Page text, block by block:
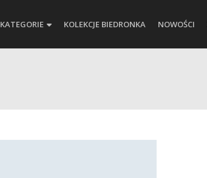
KATEGORIE KOLEKCJE BIEDRONKA NOWOŚCI